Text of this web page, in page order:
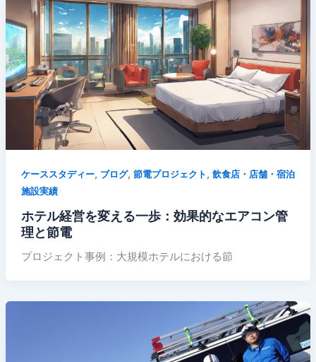
ケーススタディー, ブログ, 節電プロジェクト , 飲食店・店舗・宿泊
施設実績
ホテル経営を変える一歩：効果的なエアコン管
理と節電
プロジェクト事例：大規模ホテルにおける節